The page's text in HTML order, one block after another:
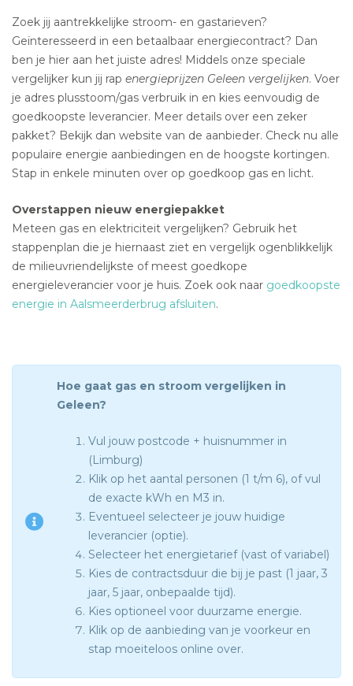
Zoek jij aantrekkelijke stroom- en gastarieven?
Geïnteresseerd in een betaalbaar energiecontract? Dan
ben je hier aan het juiste adres! Middels onze speciale
vergelijker kun jij rap energieprijzen Geleen vergelijken. Voer
je adres plusstoom/gas verbruik in en kies eenvoudig de
goedkoopste leverancier. Meer details over een zeker
pakket? Bekijk dan website van de aanbieder. Check nu alle
populaire energie aanbiedingen en de hoogste kortingen.
Stap in enkele minuten over op goedkoop gas en licht.
Overstappen nieuw energiepakket
Meteen gas en elektriciteit vergelijken? Gebruik het
stappenplan die je hiernaast ziet en vergelijk ogenblikkelijk
de milieuvriendelijkste of meest goedkope
energieleverancier voor je huis. Zoek ook naar goedkoopste
energie in Aalsmeerderbrug afsluiten.
Hoe gaat gas en stroom vergelijken in
Geleen?
Vul jouw postcode + huisnummer in
(Limburg)
Klik op het aantal personen (1 t/m 6), of vul
de exacte kWh en M3 in.
Eventueel selecteer je jouw huidige
leverancier (optie).
Selecteer het energietarief (vast of variabel)
Kies de contractsduur die bij je past (1 jaar, 3
jaar, 5 jaar, onbepaalde tijd).
Kies optioneel voor duurzame energie.
Klik op de aanbieding van je voorkeur en
stap moeiteloos online over.